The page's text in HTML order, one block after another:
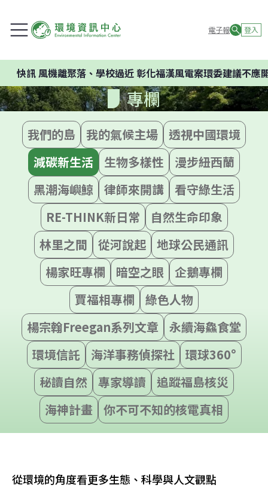
電子報 登入
機離聚落、學校過近 彰化福漢風電案環委建議不應開發
專欄
我們的島 我的氣候主場
透視中國環境
減碳新生活
生物多樣性
漫步紐西蘭
黑潮海嶼鯨
律師來開講
看守綠生活
RE-THINK新日常
自然生命印象
林里之間
從河說起
地球公民通訊
楊家旺專欄
暗空之眼
企鵝專欄
賈福相專欄
綠色人物
楊宗翰Freegan系列文章
永續海鱻食堂
環境信託
海洋事務偵探社
環球360°
秘讀自然
專家導讀
追蹤福島核災
海神計畫
你不可不知的核電真相
從環境的角度看更多生態、科學與人文觀點